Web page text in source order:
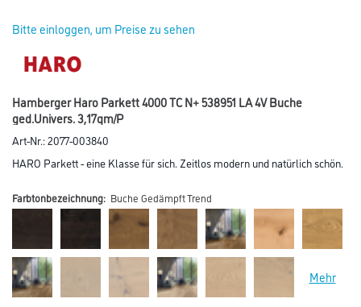
Bitte einloggen, um Preise zu sehen
Hamberger Haro Parkett 4000 TC N+ 538951 LA 4V Buche
ged.Univers. 3,17qm/P
Art-Nr.:2077-003840
HARO Parkett - eine Klasse für sich. Zeitlos modern und natürlich schön.
Farbtonbezeichnung: Buche Gedämpft Trend
Mehr